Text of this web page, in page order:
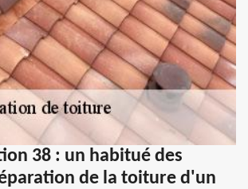
38 : un habitué des
de la toiture d'un